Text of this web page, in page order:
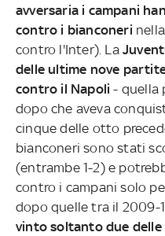
avversaria i campani
contro i bianconeri
contro l'Inter). La
delle ultime nove
contro il Napoli- quella
dopo che aveva
cinque delle otto
bianconeri sono stati
(entrambe 1-2) e
contro i campani solo
dopo quelle tra il 2009-
vinto soltanto due delle